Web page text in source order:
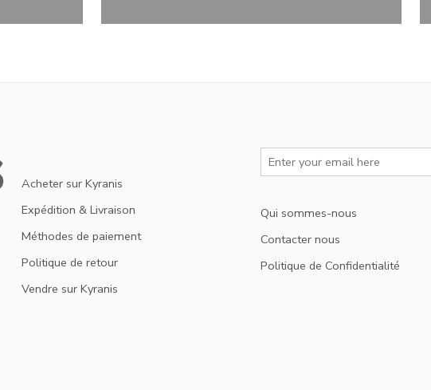
Acheter sur Kyranis
Expédition & Livraison
Méthodes de paiement
Politique de retour
Vendre sur Kyranis
Qui sommes-nous
Contacter nous
Politique de Confidentialité